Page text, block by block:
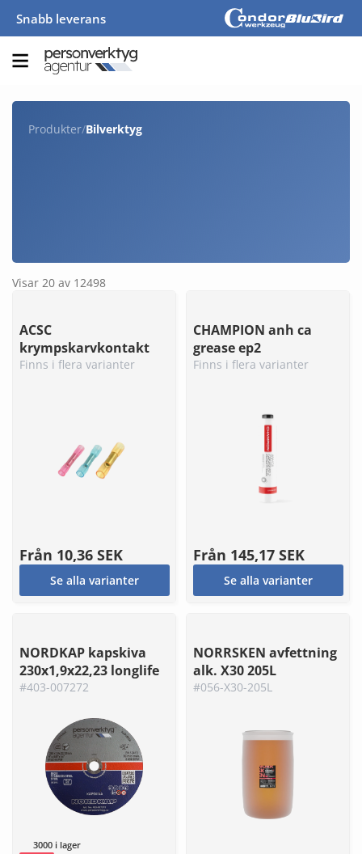
Snabb leverans
Produkter/Bilverktyg
Visar 20 av 12498
ACSC
krympskarvkontakt
Finns i flera varianter
Från 10,36 SEK
Se alla varianter
CHAMPION anh ca
grease ep2
Finns i flera varianter
Från 145,17 SEK
Se alla varianter
NORDKAP kapskiva
230x1,9x22,23 longlife
#403-007272
3000 i lager
NORRSKEN avfettning
alk. X30 205L
#056-X30-205L